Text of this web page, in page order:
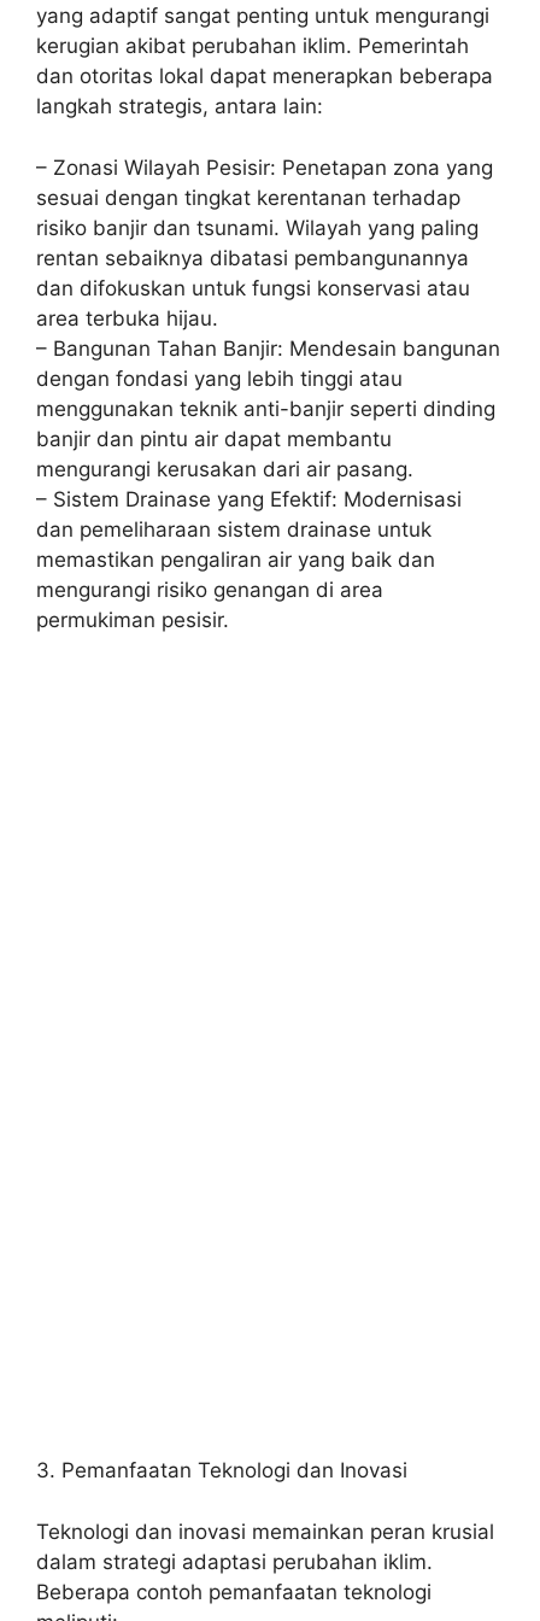
yang adaptif sangat penting untuk mengurangi
kerugian akibat perubahan iklim. Pemerintah
dan otoritas lokal dapat menerapkan beberapa
langkah strategis, antara lain:
– Zonasi Wilayah Pesisir: Penetapan zona yang
sesuai dengan tingkat kerentanan terhadap
risiko banjir dan tsunami. Wilayah yang paling
rentan sebaiknya dibatasi pembangunannya
dan difokuskan untuk fungsi konservasi atau
area terbuka hijau.
– Bangunan Tahan Banjir: Mendesain bangunan
dengan fondasi yang lebih tinggi atau
menggunakan teknik anti-banjir seperti dinding
banjir dan pintu air dapat membantu
mengurangi kerusakan dari air pasang.
– Sistem Drainase yang Efektif: Modernisasi
dan pemeliharaan sistem drainase untuk
memastikan pengaliran air yang baik dan
mengurangi risiko genangan di area
permukiman pesisir.
3. Pemanfaatan Teknologi dan Inovasi
Teknologi dan inovasi memainkan peran krusial
dalam strategi adaptasi perubahan iklim.
Beberapa contoh pemanfaatan teknologi